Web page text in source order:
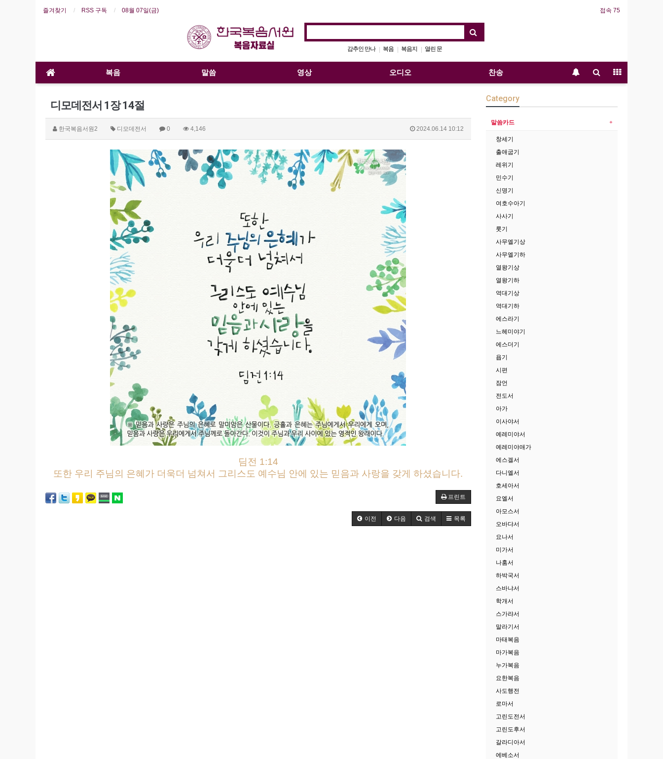
즐겨찾기 RSS 구독 08월 07일(금) 접속 75
감추인 만나 | 복음 | 복음지 | 열린 문
복음 말씀 영상 오디오 찬송
디모데전서 1장 14절
한국복음서원2 디모데전서 0 4,146 2024.06.14 10:12
딤전 1:14
또한 우리 주님의 은혜가 더욱더 넘쳐서 그리스도 예수님 안에 있는 믿음과 사랑을 갖게 하셨습니다.
프린트
이전 다음 검색 목록
Category
말씀카드
창세기
출애굽기
레위기
민수기
신명기
여호수아기
사사기
룻기
사무엘기상
사무엘기하
열왕기상
열왕기하
역대기상
역대기하
에스라기
느헤미야기
에스더기
욥기
시편
잠언
전도서
아가
이사야서
예레미야서
예레미야애가
에스겔서
다니엘서
호세아서
요엘서
아모스서
오바댜서
요나서
미가서
나훔서
하박국서
스바냐서
학개서
스가랴서
말라기서
마태복음
마가복음
누가복음
요한복음
사도행전
로마서
고린도전서
고린도후서
갈라디아서
에베소서